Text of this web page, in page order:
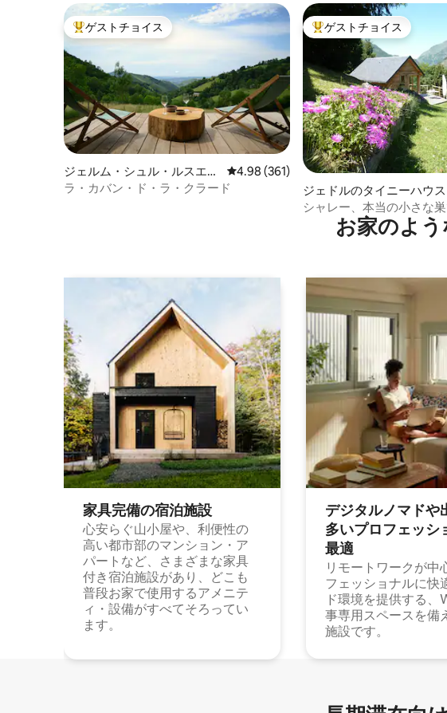
大好評のゲストチョイスです。
ゲストチョイス
ジェルム・シュル・ルスエの
ログハウス
レビュー361件、5つ星中4.98つ星の平均
4.98 (361)
ラ・カバン・ド・ラ・クラード
大好評のゲストチョイス
ゲストチョイス
ジェドルのタイニーハウス
シャレー、本当の小さな巣
お家のよ
家具完備の宿⁠泊⁠施⁠設
心安らぐ山小屋や、利便性の
高い都市部のマンション・ア
パートなど、さまざまな家具
付き宿泊施設があり、どこも
普段お家で使用するアメニテ
ィ・設備がすべてそろってい
ます。
デジタルノマドや
多⁠いプ⁠ロ⁠フ⁠ェ⁠ッ⁠シ⁠
最⁠適
リモートワークが中
フェッショナルに快
ド環境を提供する、
事専用スペースを備
施設です。